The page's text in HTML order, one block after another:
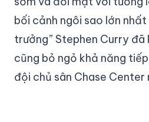
bối cảnh ngôi sao lớn
trưởng” Stephen Curry đã
cũng bỏ ngỏ khả năng
đội chủ sân Chase Center